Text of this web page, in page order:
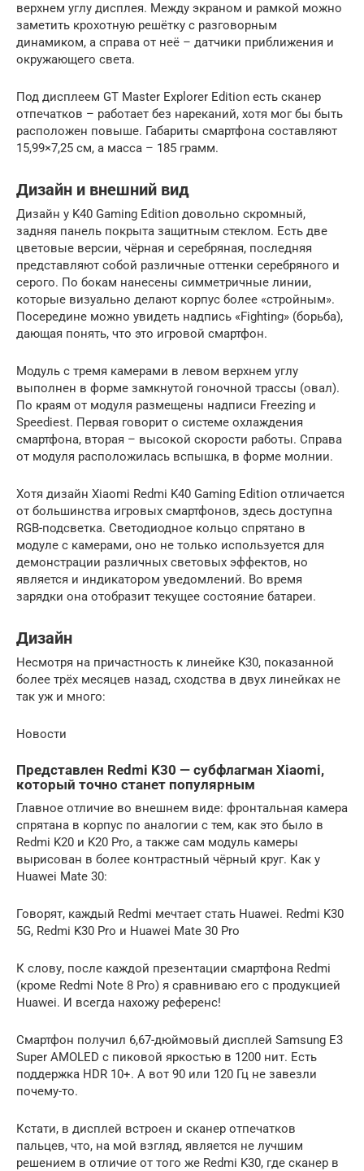
верхнем углу дисплея. Между экраном и рамкой можно
заметить крохотную решётку с разговорным
динамиком, а справа от неё – датчики приближения и
окружающего света.
Под дисплеем GT Master Explorer Edition есть сканер
отпечатков – работает без нареканий, хотя мог бы быть
расположен повыше. Габариты смартфона составляют
15,99×7,25 см, а масса – 185 грамм.
Дизайн и внешний вид
Дизайн у K40 Gaming Edition довольно скромный,
задняя панель покрыта защитным стеклом. Есть две
цветовые версии, чёрная и серебряная, последняя
представляют собой различные оттенки серебряного и
серого. По бокам нанесены симметричные линии,
которые визуально делают корпус более «стройным».
Посередине можно увидеть надпись «Fighting» (борьба),
дающая понять, что это игровой смартфон.
Модуль с тремя камерами в левом верхнем углу
выполнен в форме замкнутой гоночной трассы (овал).
По краям от модуля размещены надписи Freezing и
Speediest. Первая говорит о системе охлаждения
смартфона, вторая – высокой скорости работы. Справа
от модуля расположилась вспышка, в форме молнии.
Хотя дизайн Xiaomi Redmi K40 Gaming Edition отличается
от большинства игровых смартфонов, здесь доступна
RGB-подсветка. Светодиодное кольцо спрятано в
модуле с камерами, оно не только используется для
демонстрации различных световых эффектов, но
является и индикатором уведомлений. Во время
зарядки она отобразит текущее состояние батареи.
Дизайн
Несмотря на причастность к линейке K30, показанной
более трёх месяцев назад, сходства в двух линейках не
так уж и много:
Новости
Представлен Redmi K30 — субфлагман Xiaomi,
который точно станет популярным
Главное отличие во внешнем виде: фронтальная камера
спрятана в корпус по аналогии с тем, как это было в
Redmi K20 и K20 Pro, а также сам модуль камеры
вырисован в более контрастный чёрный круг. Как у
Huawei Mate 30:
Говорят, каждый Redmi мечтает стать Huawei. Redmi K30
5G, Redmi K30 Pro и Huawei Mate 30 Pro
К слову, после каждой презентации смартфона Redmi
(кроме Redmi Note 8 Pro) я сравниваю его с продукцией
Huawei. И всегда нахожу референс!
Смартфон получил 6,67-дюймовый дисплей Samsung E3
Super AMOLED с пиковой яркостью в 1200 нит. Есть
поддержка HDR 10+. А вот 90 или 120 Гц не завезли
почему-то.
Кстати, в дисплей встроен и сканер отпечатков
пальцев, что, на мой взгляд, является не лучшим
решением в отличие от того же Redmi K30, где сканер в